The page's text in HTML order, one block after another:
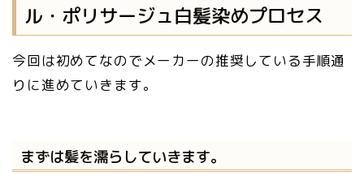
ル・ポリサージュ白髪染めプロセス
今回は初めてなのでメーカーの推奨している手順通
りに進めていきます。
まずは髪を濡らしていきます。